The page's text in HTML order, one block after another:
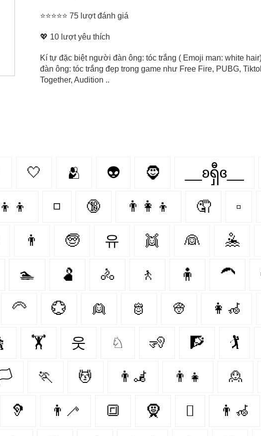
⭐⭐⭐⭐⭐ 75 lượt đánh giá
💖 10 lượt yêu thích
Kí tự đặc biệt người đàn ông: tóc trắng ( Emoji man: white
đàn ông: tóc trắng đẹp trong game như Free Fire, PUBG,
Together, Audition ..
🤍 🫂 👽 🧔 __ʚရှီɞ__
◽ 🔞 👨‍👩‍👦 🤦‍ ▫
👨 🧓 유 👯 👰 🤽
🏊 🫃 🚴 🚶 🧍 🦱
🦳 💮 👱 🫅 👳 👩‍🦽‍
🏋 웃 ♘ 🧏 🧗 🏌
🏃‍ 💆 👨‍🦼‍️ 👨‍👧 🙎
🦻 👨‍🦯 🔳 🧕 🪉 👨‍🦽